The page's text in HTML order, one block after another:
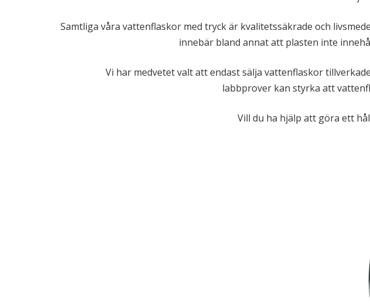
Samtliga våra vattenflaskor med tryck är kvalitetssäkrade och
innebär bland annat att plasten inte
Vi har medvetet valt att endast sälja vattenflaskor
labbprover kan styrka att
Vill du ha hjälp att göra ett